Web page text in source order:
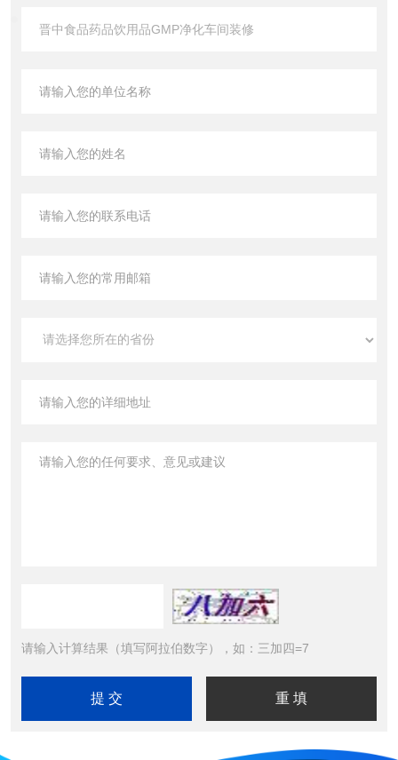
请输入计算结果（填写阿拉伯数字），如：三加四=7